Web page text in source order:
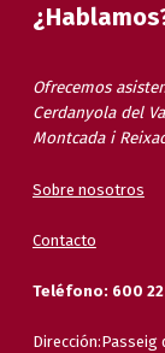
Ofrecemos
Cerdanyola del
Montcada i
Sobre nosotros
Contacto
Teléfono: 600
Dirección:Passeig